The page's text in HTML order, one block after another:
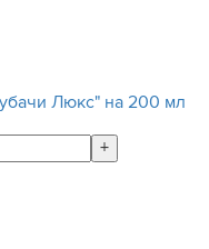
Люкс" на 200 мл
+